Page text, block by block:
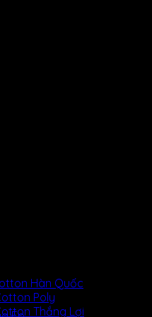
Hàn Quốc
Poly
Thắng Lợi